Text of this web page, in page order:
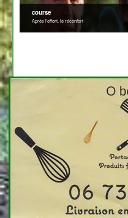
course
Après l'effort, le réconfort
En mémoire
Détails
Publication : 6
Affichages : 5159
En souvenir